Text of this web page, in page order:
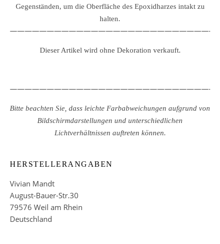
Gegenständen, um die Oberfläche des Epoxidharzes intakt zu
halten.
Dieser Artikel wird ohne Dekoration verkauft.
Bitte beachten Sie, dass leichte Farbabweichungen aufgrund von
Bildschirmdarstellungen und unterschiedlichen
Lichtverhältnissen auftreten können.
HERSTELLERANGABEN
Vivian Mandt
August-Bauer-Str.30
79576 Weil am Rhein
Deutschland